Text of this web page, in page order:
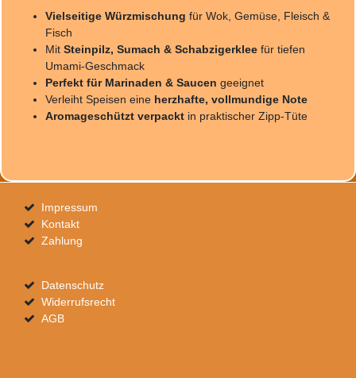
Vielseitige Würzmischung für Wok, Gemüse, Fleisch &
Fisch
Mit Steinpilz, Sumach & Schabzigerklee für tiefen
Umami-Geschmack
Perfekt für Marinaden & Saucen geeignet
Verleiht Speisen eine herzhafte, vollmundige Note
Aromageschützt verpackt in praktischer Zipp-Tüte
Impressum
Kontakt
Zahlung
Datenschutz
Widerrufsrecht
AGB